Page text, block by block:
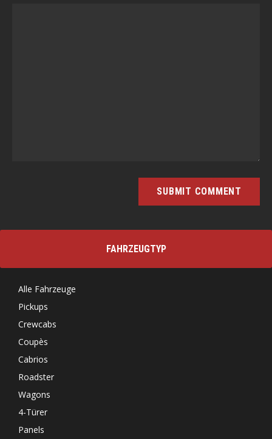
FAHRZEUGTYP
Alle Fahrzeuge
Pickups
Crewcabs
Coupès
Cabrios
Roadster
Wagons
4-Türer
Panels